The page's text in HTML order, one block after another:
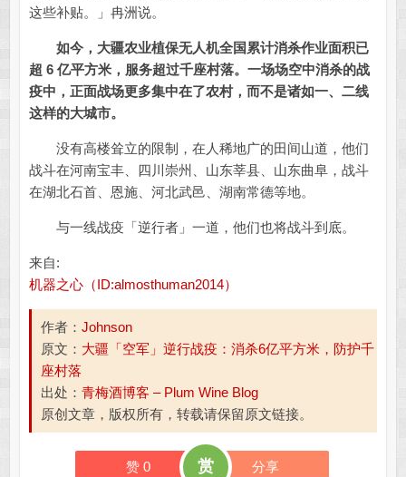
这些补贴。」冉洲说。
如今，大疆农业植保无人机全国累计消杀作业面积已
超 6 亿平方米，服务超过千座村落。一场场空中消杀的战
疫中，正面战场更多集中在了农村，而不是诸如一、二线
这样的大城市。
没有高楼耸立的限制，在人稀地广的田间山道，他们
战斗在河南宝丰、四川崇州、山东莘县、山东曲阜，战斗
在湖北石首、恩施、河北武邑、湖南常德等地。
与一线战疫「逆行者」一道，他们也将战斗到底。
来自:
机器之心（ID:almosthuman2014）
作者： Johnson
原文： 大疆「空军」逆行战疫：消杀6亿平方米，防护千
座村落
出处： 青梅酒博客 – Plum Wine Blog
原创文章，版权所有，转载请保留原文链接。
赞 0 赏 分享